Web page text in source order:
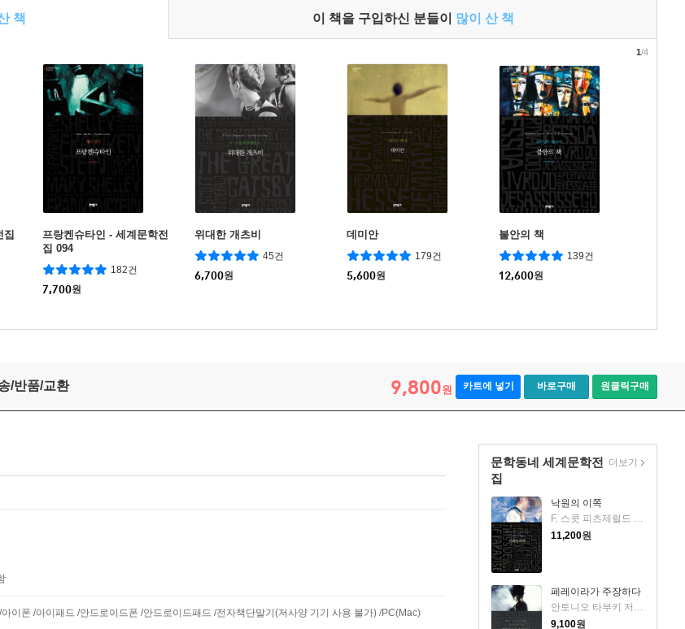
책 이 책을 구입하신 분들이 많이 산 책
집
프랑켄슈타인 - 세계문학전
집 094
182건
7,700원
위대한 개츠비
45건
6,700원
데미안
179건
5,600원
불안의 책
139건
12,600원
1/4
/반품/교환 9,800원 카트에 넣기 바로구매 원클릭구매
문학동네 세계문학전
집
낙원의 이쪽
11,200원
페레이라가 주장하다
안토니오 타부키 저/이승수 역
9,100원
더보기
이폰 /아이패드 /안드로이드폰 /안드로이드패드 /전자책단말기(저사양 기기 사용 불가) /PC(Mac)